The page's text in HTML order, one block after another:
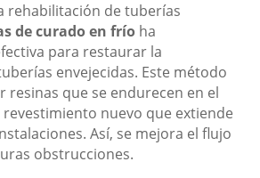
rehabilitación de tuberías
de curado en frío ha
para restaurar la
envejecidas. Este método
resinas que se endurecen en el
nuevo que extiende
Así, se mejora el flujo
obstrucciones.